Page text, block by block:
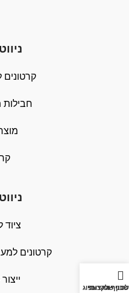
ציוד
קרטונים
שלי
לסניף הקרוב
וואצאפחיוג